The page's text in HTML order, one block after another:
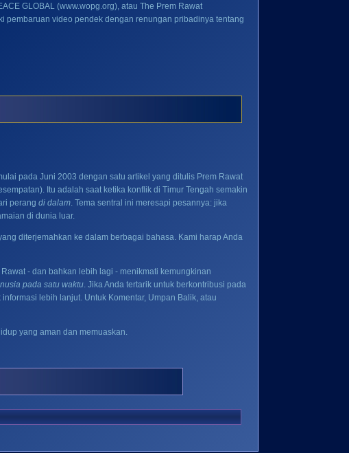
GLOBAL (www.wopg.org) , atau The Prem Rawat
pembaruan video pendek dengan renungan pribadinya tentang
pada Juni 2003 dengan satu artikel yang ditulis Prem Rawat
Itu adalah saat ketika konflik di Timur Tengah semakin
perang di dalam . Tema sentral ini meresapi pesannya: jika
di dunia luar.
diterjemahkan ke dalam berbagai bahasa. Kami harap Anda
- dan bahkan lebih lagi - menikmati kemungkinan
pada satu waktu . Jika Anda tertarik untuk berkontribusi pada
informasi lebih lanjut. Untuk Komentar, Umpan Balik, atau
yang aman dan memuaskan.